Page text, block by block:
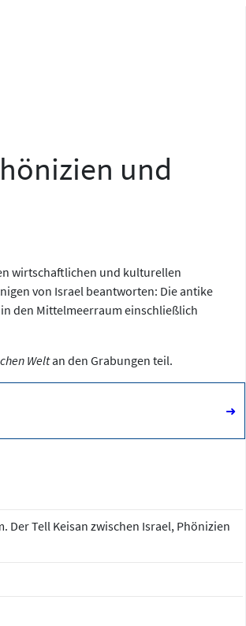
und
wirtschaftlichen und kulturellen
von Israel beantworten: Die antike
den Mittelmeerraum einschließlich
Weltan den Grabungen teil.
➜
Tell Keisan zwischen Israel, Phönizien